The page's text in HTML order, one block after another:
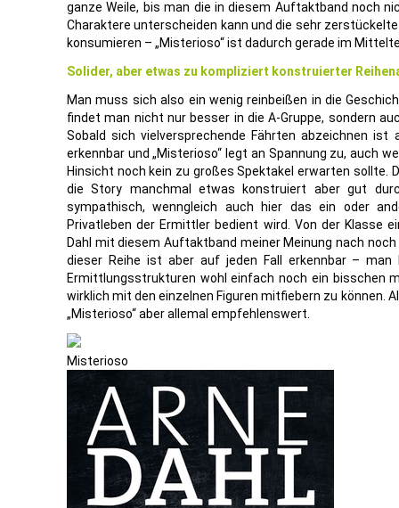
ganze Weile, bis man die in diesem Auftaktband noch
Charaktere unterscheiden kann und die sehr
konsumieren – „Misterioso“ ist dadurch gerade im
Solider, aber etwas zu kompliziert konstruierter
Man muss sich also ein wenig reinbeißen in die
findet man nicht nur besser in die A-Gruppe, sondern
Sobald sich vielversprechende Fährten abzeichnen
erkennbar und „Misterioso“ legt an Spannung zu, auch
Hinsicht noch kein zu großes Spektakel erwarten sollte.
die Story manchmal etwas konstruiert aber gut
sympathisch, wenngleich auch hier das ein oder
Privatleben der Ermittler bedient wird. Von der Klasse
Dahl mit diesem Auftaktband meiner Meinung nach
dieser Reihe ist aber auf jeden Fall erkennbar –
Ermittlungsstrukturen wohl einfach noch ein bisschen
wirklich mit den einzelnen Figuren mitfiebern zu können.
„Misterioso“ aber allemal empfehlenswert.
Misterioso